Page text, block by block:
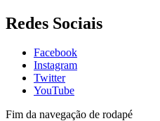
Redes Sociais
Facebook
Instagram
Twitter
YouTube
Fim da navegação de rodapé